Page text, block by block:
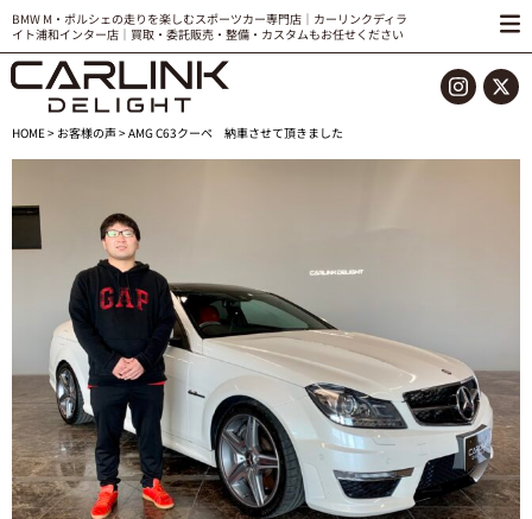
BMW M・ポルシェの走りを楽しむスポーツカー専門店｜カーリンクディラ
イト浦和インター店｜買取・委託販売・整備・カスタムもお任せください
HOME> お客様の声> AMG C63クーペ 納車させて頂きました